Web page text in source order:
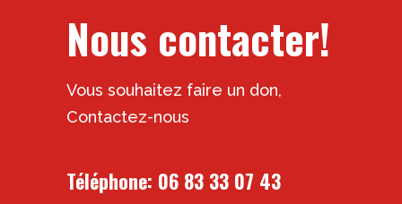
Nous contacter!
Vous souhaitez faire un don,
Contactez-nous
Téléphone: 06 83 33 07 43